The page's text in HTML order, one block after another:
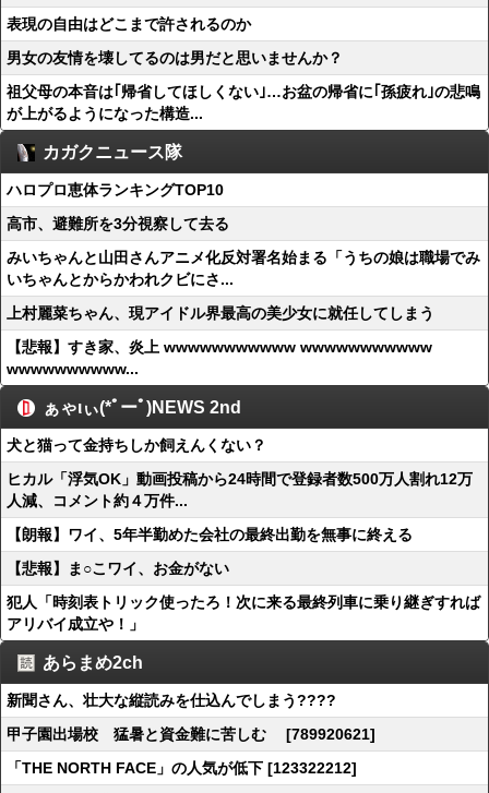
表現の自由はどこまで許されるのか
男女の友情を壊してるのは男だと思いませんか？
祖父母の本音は｢帰省してほしくない｣…お盆の帰省に｢孫疲れ｣の悲鳴
が上がるようになった構造...
カガクニュース隊
ハロプロ恵体ランキングTOP10
高市、避難所を3分視察して去る
みいちゃんと山田さんアニメ化反対署名始まる「うちの娘は職場でみ
いちゃんとからかわれクビにさ...
上村麗菜ちゃん、現アイドル界最高の美少女に就任してしまう
【悲報】すき家、炎上 wwwwwwwwwww wwwwwwwwwww
wwwwwwwwww...
ぁゃιぃ(*ﾟーﾟ)NEWS 2nd
犬と猫って金持ちしか飼えんくない？
ヒカル「浮気OK」動画投稿から24時間で登録者数500万人割れ12万
人減、コメント約４万件...
【朗報】ワイ、5年半勤めた会社の最終出勤を無事に終える
【悲報】ま○こワイ、お金がない
犯人「時刻表トリック使ったろ！次に来る最終列車に乗り継ぎすれば
アリバイ成立や！」
あらまめ2ch
新聞さん、壮大な縦読みを仕込んでしまう????
甲子園出場校 猛暑と資金難に苦しむ [789920621]
「THE NORTH FACE」の人気が低下 [123322212]